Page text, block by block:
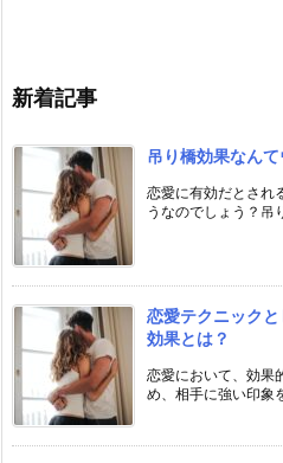
新着記事
吊り橋効果なんて
恋愛に有効だとされ
うなのでしょう？吊
恋愛テクニック
効果とは？
恋愛において、効果
め、相手に強い印象